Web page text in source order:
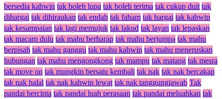
bersedia kahwin tak boleh lupa tak boleh terima tak cukup duit tak
dihargai tak dihiraukan tak endah tak faham tak hargai tak kahwin
tak kesampaian tak lagi memujuk tak lakud tak layan tak lepaskan
tak macam dulu tak mahu berharap tak mahu berjumpa tak mahu
berpisah tak mahu ganggu tak mahu kahwin tak mahu meneruskan
hubungan tak mahu mengongkong tak mampu tak matang tak mesra
tak move on tak mungkin bersatu kembali tak nak tak nak bercakap
tak nak halal tak nak kahwin lewat tak nak tanggungjawab Tak
pandai bercinta tak pandai luah perasaan tak pandai meluahkan tak